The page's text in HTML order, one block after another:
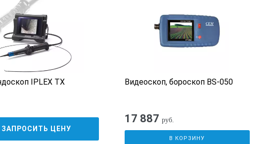
испанский, португальский, русский, польский, упрощенный и
цифровое увеличение
настройка яркости изображения. Усиление и экспозиция в модели Series C
просмотр последнего изображения из серии сделанных снимков.
подсветку можно включать и выключать, чтобы экономить заряд
IPLEX TX
ЗАПРОСИТЬ ЦЕНУ
Видеоскоп, бороскоп BS-050
17 887 руб.
В КОРЗИНУ